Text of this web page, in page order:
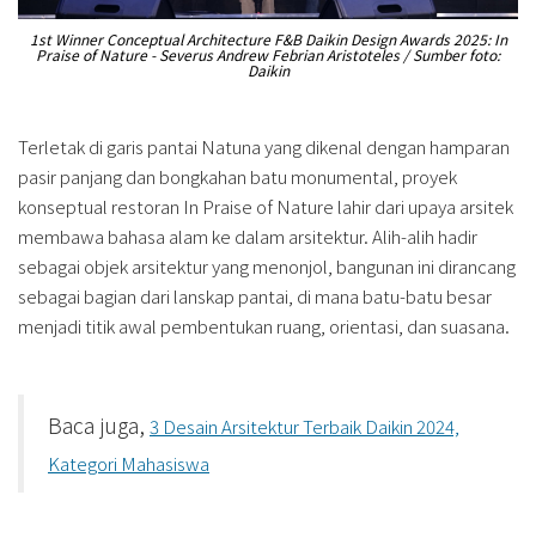
1st Winner Conceptual Architecture F&B Daikin Design Awards 2025: In
Praise of Nature - Severus Andrew Febrian Aristoteles / Sumber foto:
Daikin
Terletak di garis pantai Natuna yang dikenal dengan hamparan
pasir panjang dan bongkahan batu monumental, proyek
konseptual restoran In Praise of Nature lahir dari upaya arsitek
membawa bahasa alam ke dalam arsitektur. Alih-alih hadir
sebagai objek arsitektur yang menonjol, bangunan ini dirancang
sebagai bagian dari lanskap pantai, di mana batu-batu besar
menjadi titik awal pembentukan ruang, orientasi, dan suasana.
Baca juga, 3 Desain Arsitektur Terbaik Daikin 2024,
Kategori Mahasiswa